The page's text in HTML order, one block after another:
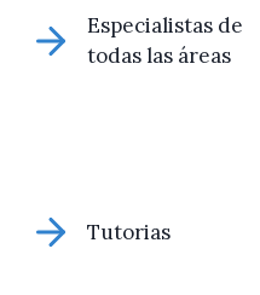
Especialistas de
todas las áreas
Tutorias